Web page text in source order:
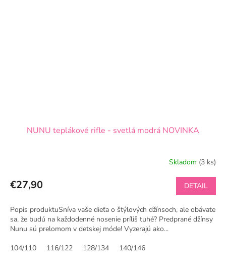
NUNU teplákové rifle - svetlá modrá NOVINKA
Skladom (3 ks)
€27,90 DETAIL
Popis produktuSníva vaše dieťa o štýlových džínsoch, ale obávate
sa, že budú na každodenné nosenie príliš tuhé? Predprané džínsy
Nunu sú prelomom v detskej móde! Vyzerajú ako...
104/110
116/122 128/134 140/146